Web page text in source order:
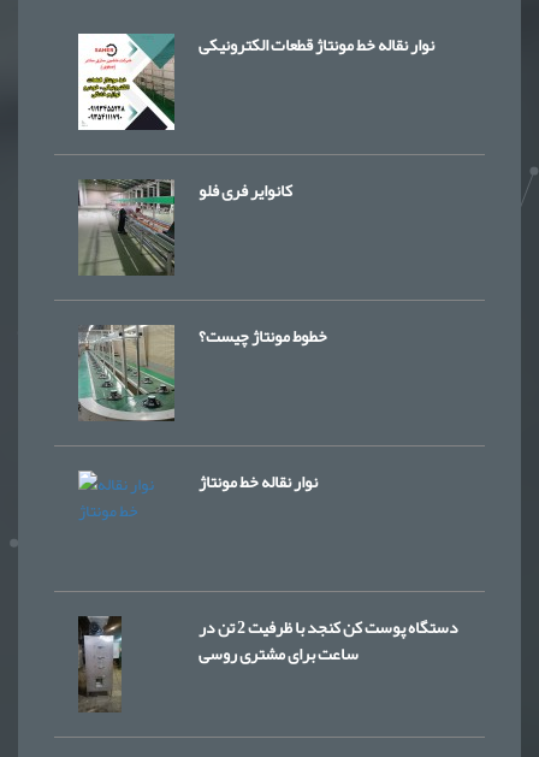
نوار نقاله خط مونتاژ قطعات الکترونیکی
کانوایر فری فلو
خطوط مونتاژ چیست؟
نوار نقاله خط مونتاژ
دستگاه پوست کن کنجد با ظرفیت 2 تن در
ساعت برای مشتری روسی